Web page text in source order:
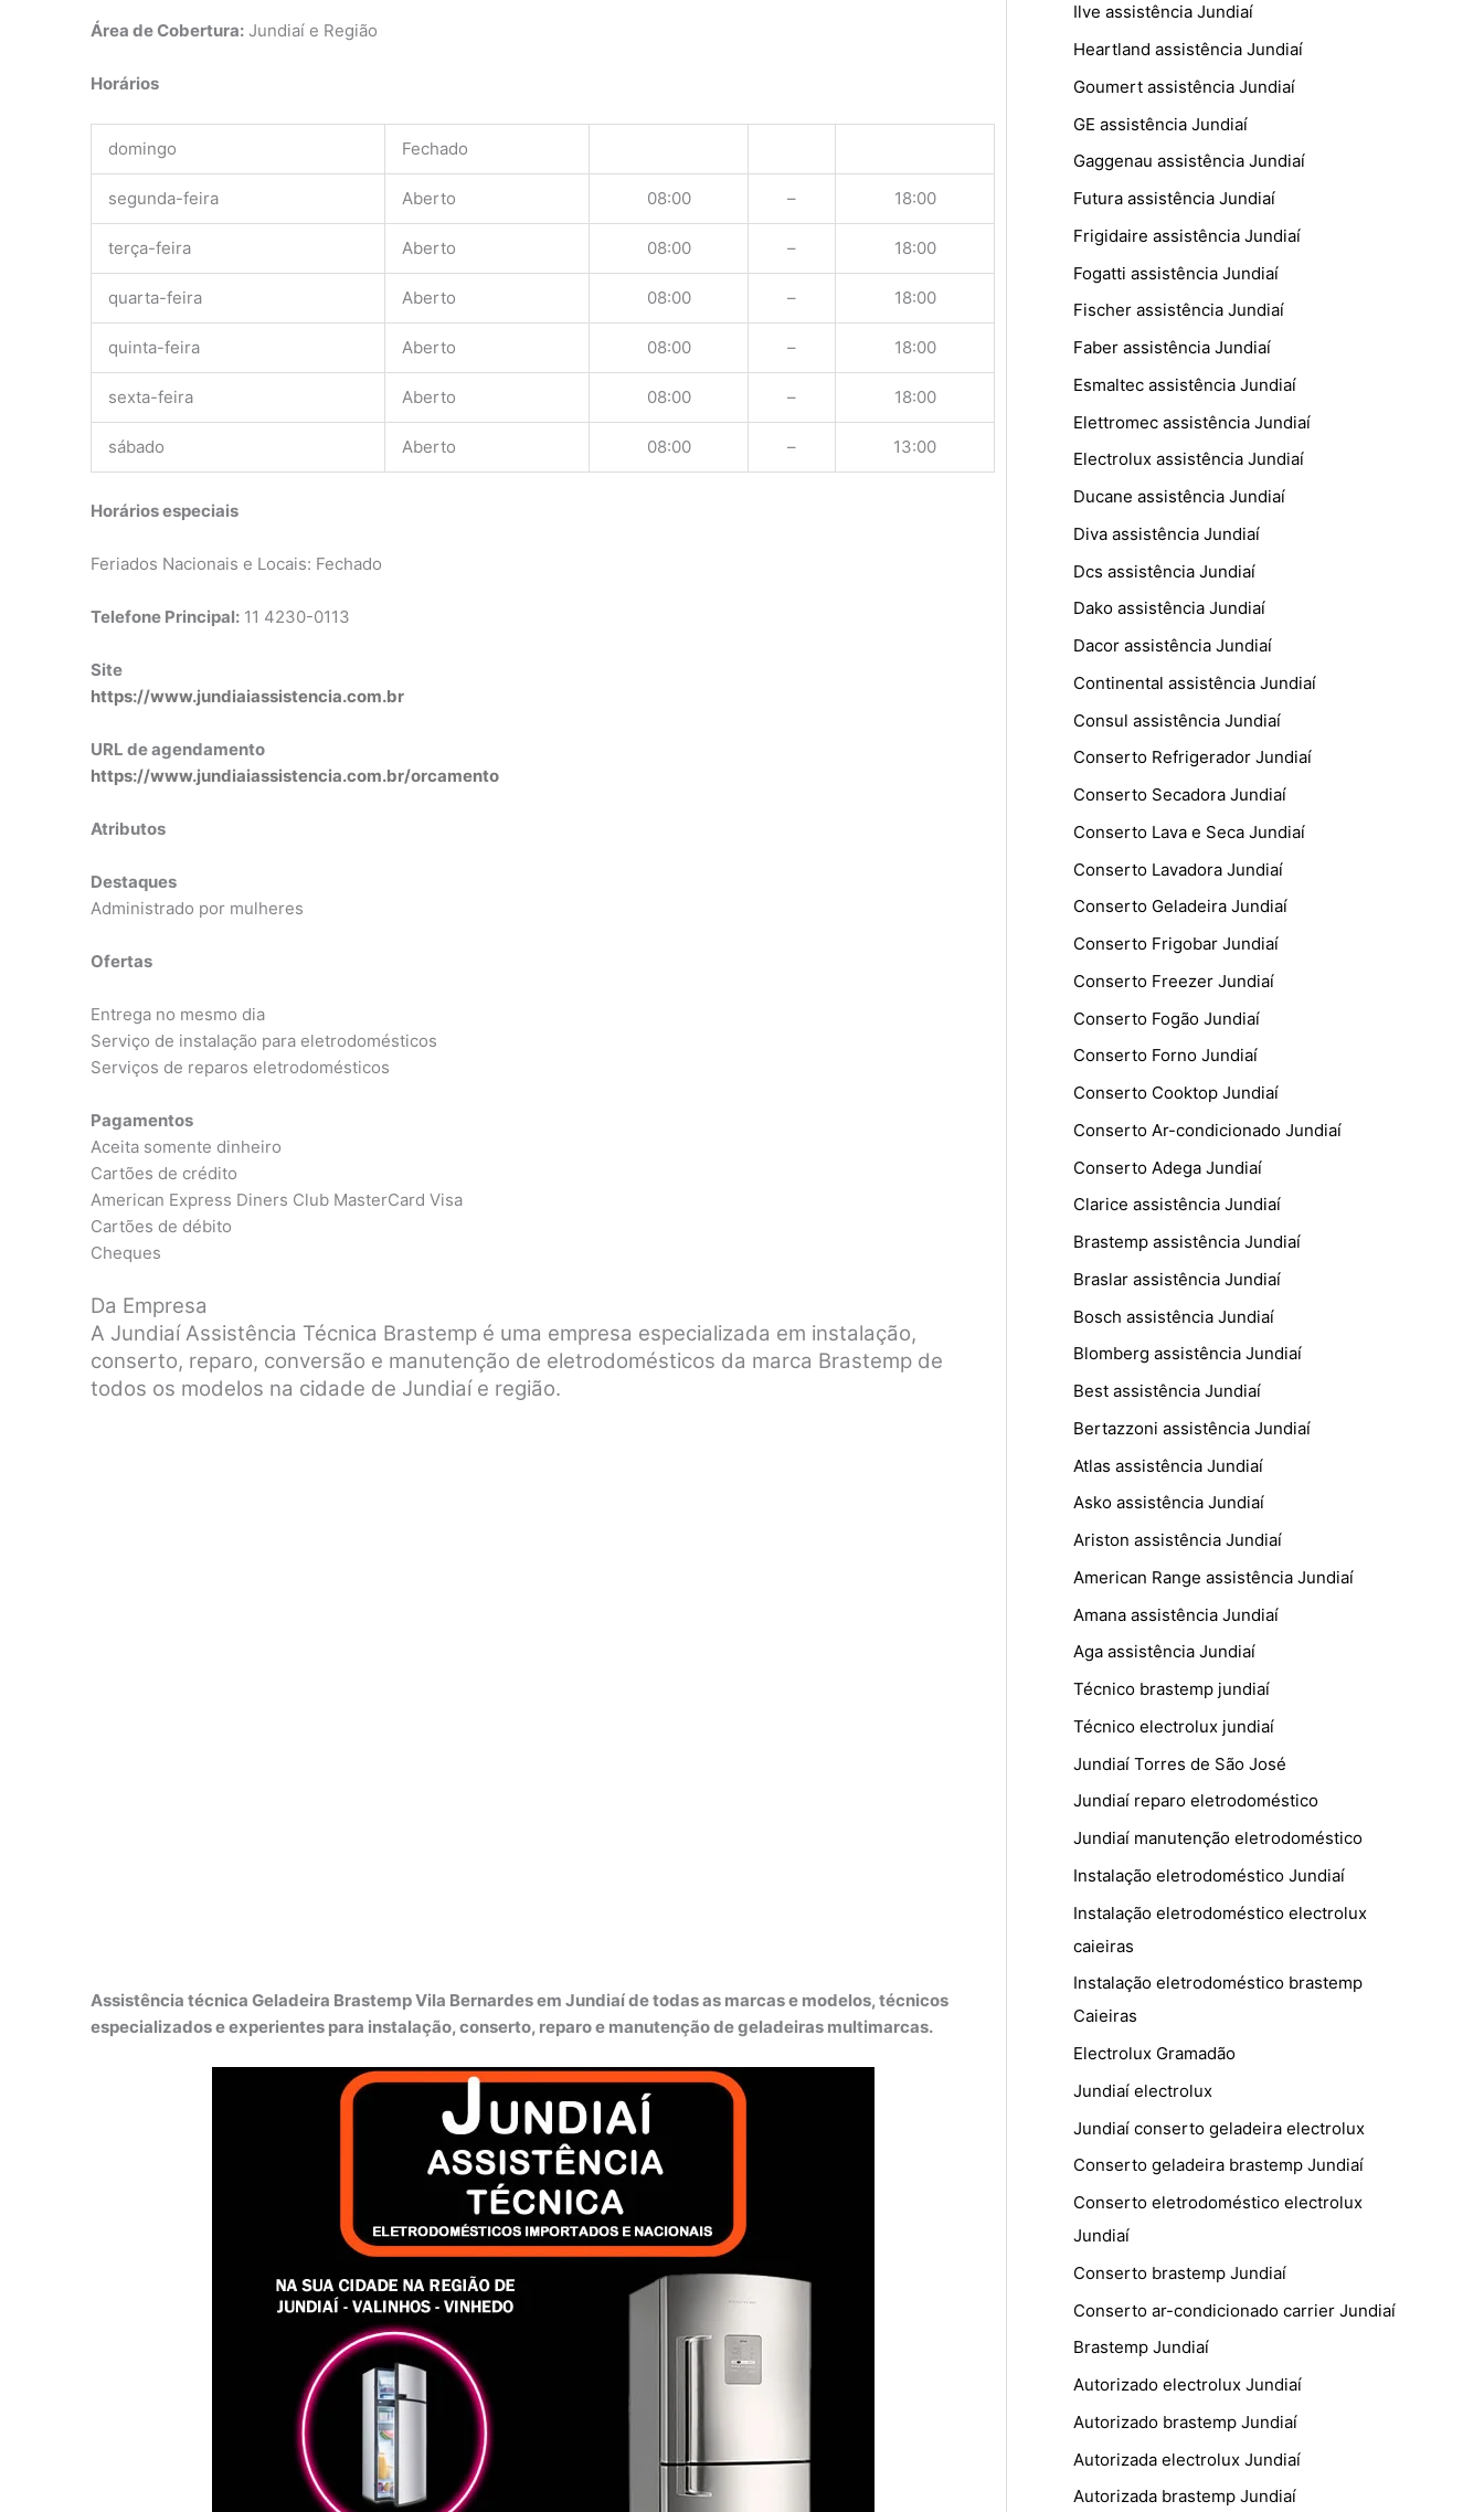
Área de Cobertura: Jundiaí e Região
Horários
domingo Fechado
segunda-feira Aberto 08:00 – 18:00
terça-feira Aberto 08:00 – 18:00
quarta-feira Aberto 08:00 – 18:00
quinta-feira Aberto 08:00 – 18:00
sexta-feira Aberto 08:00 – 18:00
sábado Aberto 08:00 – 13:00
Horários especiais
Feriados Nacionais e Locais: Fechado
Telefone Principal: 11 4230-0113
Site
https://www.jundiaiassistencia.com.br
URL de agendamento
https://www.jundiaiassistencia.com.br/orcamento
Atributos
Destaques
Administrado por mulheres
Ofertas
Entrega no mesmo dia
Serviço de instalação para eletrodomésticos
Serviços de reparos eletrodomésticos
Pagamentos
Aceita somente dinheiro
Cartões de crédito
American Express Diners Club MasterCard Visa
Cartões de débito
Cheques
Da Empresa
A Jundiaí Assistência Técnica Brastemp é uma empresa especializada em instalação,
conserto, reparo, conversão e manutenção de eletrodomésticos da marca Brastemp de
todos os modelos na cidade de Jundiaí e região.
Assistência técnica Geladeira Brastemp Vila Bernardes em Jundiaí de todas as marcas e modelos, técnicos
especializados e experientes para instalação, conserto, reparo e manutenção de geladeiras multimarcas.
Ilve assistência Jundiaí
Heartland assistência Jundiaí
Goumert assistência Jundiaí
GE assistência Jundiaí
Gaggenau assistência Jundiaí
Futura assistência Jundiaí
Frigidaire assistência Jundiaí
Fogatti assistência Jundiaí
Fischer assistência Jundiaí
Faber assistência Jundiaí
Esmaltec assistência Jundiaí
Elettromec assistência Jundiaí
Electrolux assistência Jundiaí
Ducane assistência Jundiaí
Diva assistência Jundiaí
Dcs assistência Jundiaí
Dako assistência Jundiaí
Dacor assistência Jundiaí
Continental assistência Jundiaí
Consul assistência Jundiaí
Conserto Refrigerador Jundiaí
Conserto Secadora Jundiaí
Conserto Lava e Seca Jundiaí
Conserto Lavadora Jundiaí
Conserto Geladeira Jundiaí
Conserto Frigobar Jundiaí
Conserto Freezer Jundiaí
Conserto Fogão Jundiaí
Conserto Forno Jundiaí
Conserto Cooktop Jundiaí
Conserto Ar-condicionado Jundiaí
Conserto Adega Jundiaí
Clarice assistência Jundiaí
Brastemp assistência Jundiaí
Braslar assistência Jundiaí
Bosch assistência Jundiaí
Blomberg assistência Jundiaí
Best assistência Jundiaí
Bertazzoni assistência Jundiaí
Atlas assistência Jundiaí
Asko assistência Jundiaí
Ariston assistência Jundiaí
American Range assistência Jundiaí
Amana assistência Jundiaí
Aga assistência Jundiaí
Técnico brastemp jundiaí
Técnico electrolux jundiaí
Jundiaí Torres de São José
Jundiaí reparo eletrodoméstico
Jundiaí manutenção eletrodoméstico
Instalação eletrodoméstico Jundiaí
Instalação eletrodoméstico electrolux
caieiras
Instalação eletrodoméstico brastemp
Caieiras
Electrolux Gramadão
Jundiaí electrolux
Jundiaí conserto geladeira electrolux
Conserto geladeira brastemp Jundiaí
Conserto eletrodoméstico electrolux
Jundiaí
Conserto brastemp Jundiaí
Conserto ar-condicionado carrier Jundiaí
Brastemp Jundiaí
Autorizado electrolux Jundiaí
Autorizado brastemp Jundiaí
Autorizada electrolux Jundiaí
Autorizada brastemp Jundiaí